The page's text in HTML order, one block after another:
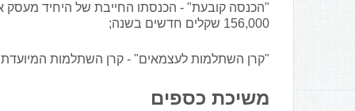
"הכנסה קובעת" - הכנסתו החייבת של היחיד מעסק
156,000 שקלים חדשים בשנה;
"קרן השתלמות לעצמאים" - קרן השתלמות
משיכת כספים